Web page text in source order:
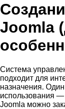
Joomla
Система
подходит для
назначения.
использования —
Joomla можно